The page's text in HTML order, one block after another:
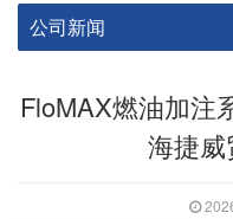
公司新闻
FloMAX燃油加注
海捷威